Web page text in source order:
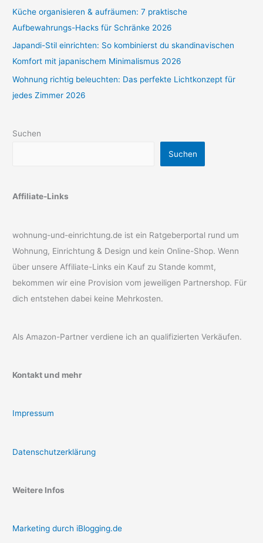
Küche organisieren & aufräumen: 7 praktische
Aufbewahrungs-Hacks für Schränke 2026
Japandi-Stil einrichten: So kombinierst du skandinavischen
Komfort mit japanischem Minimalismus 2026
Wohnung richtig beleuchten: Das perfekte Lichtkonzept für
jedes Zimmer 2026
Suchen
Suchen
Affiliate-Links
wohnung-und-einrichtung.de ist ein Ratgeberportal rund um
Wohnung, Einrichtung & Design und kein Online-Shop. Wenn
über unsere Affiliate-Links ein Kauf zu Stande kommt,
bekommen wir eine Provision vom jeweiligen Partnershop. Für
dich entstehen dabei keine Mehrkosten.
Als Amazon-Partner verdiene ich an qualifizierten Verkäufen.
Kontakt und mehr
Impressum
Datenschutzerklärung
Weitere Infos
Marketing durch iBlogging.de